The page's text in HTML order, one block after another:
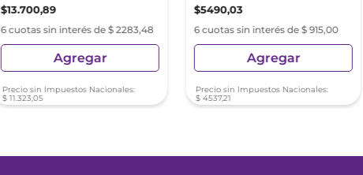
$13.700,89
6 cuotas sin interés de $ 2283,48
Agregar
Precio sin Impuestos Nacionales:
$ 11.323,05
$5490,03
6 cuotas sin interés de $ 915,00
Agregar
Precio sin Impuestos Nacionales:
$ 4537,21